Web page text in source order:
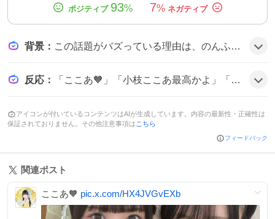
93% 7%
背景 ： この話題がバズっている理由は、のんふぃく！の新体制発表と同時に、可愛らしい名前とオレンジカラーが注目を集め、ファンが「ここあ推し」や「オレンジが華やか」などの期待感を表現したことがきっかけのようだ。
反応 ： 「ここあ🧡」「小枝ここあ最高かよ」「オレンジ似合いすぎてる可愛いよ〜！！」といったコメントが多数寄せられ、ファンは「ここあ推し」「オレンジが華やかになる」などとテンションが上がっている様子だ。
アイコンが付いているコンテンツはAIが生成しています。内容の最新性・正確性は
保証されておりません。その他注意事項はこちら
フィードバック
関連ポスト
ここあ🧡 pic.x.com/HX4JVGvEXb